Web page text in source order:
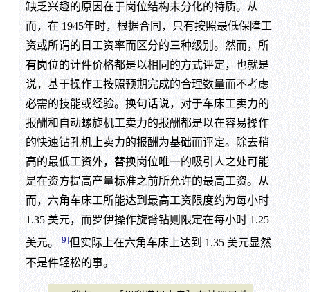
缺乏兴趣的原因在于岗位结构未分化的特质。从
而，在 1945年时，根据合同，只有按照最低保障工
资或所谓的日工资率而区分的三种级别。然而，所
有岗位的计件价格都是以相同的方式评定，也就是
说，基于操作工按照预期完成的合理数量而不考虑
必需的技能或经验。换句话说，对于车床工卖力的
报酬和自动螺旋机工卖力的报酬都是以在容易操作
的快速钻孔机上卖力的报酬为基础而评定。除去稍
高的最低工资外，替换岗位唯一的吸引人之处可能
是在资方提高产量标准之前所允许的最高工资。从
而，六角车床工所能达到最高工资限度约为每小时
1.35 美元，而罗伊操作旋臂钻则限定在每小时 1.25
美元。 [9]但实际上在六角车床上达到 1.35 美元显然
不是件轻松的事。